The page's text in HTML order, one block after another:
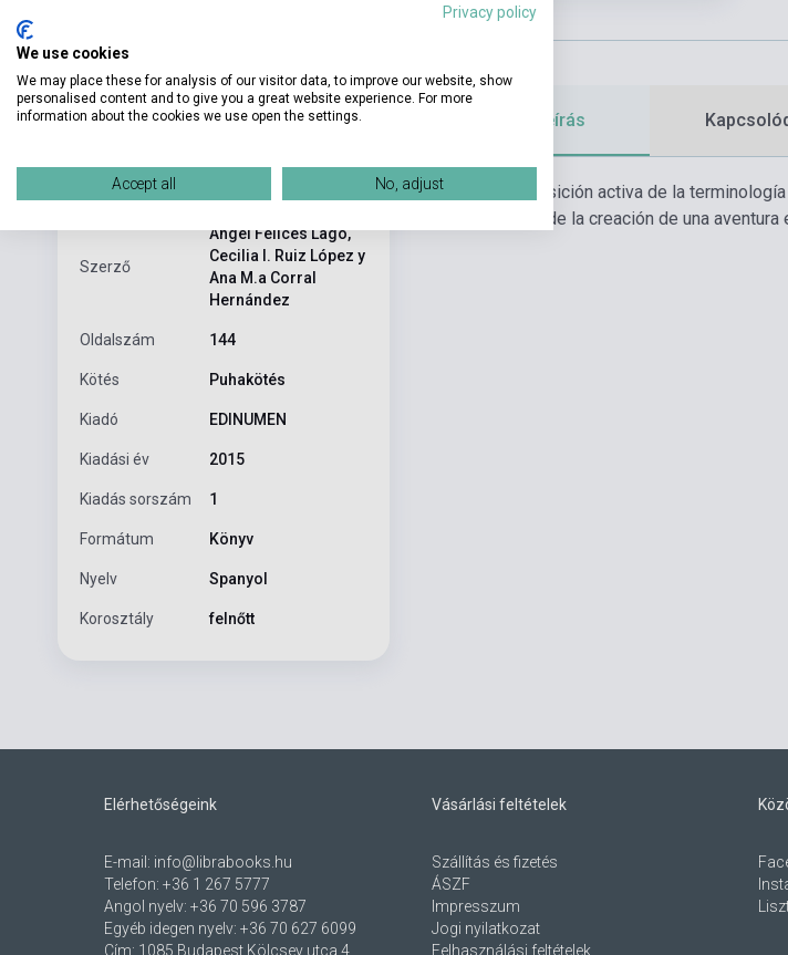
Termékjellemzők
ISBN
Szerző
Ángel Felices Lago,
Cecilia I. Ruiz López y
Ana M.a Corral
Hernández
Oldalszám 144
Kötés Puhakötés
Kiadó EDINUMEN
Kiadási év 2015
Kiadás sorszám 1
Formátum Könyv
Nyelv Spanyol
Korosztály felnőtt
Részletes leírás
Destinado a la adquisición activa de la
contenidos a través de la creación de una aventura
Elérhetőségeink
E-mail: info@librabooks.hu
Telefon: +36 1 267 5777
Angol nyelv: +36 70 596 3787
Egyéb idegen nyelv: +36 70 627 6099
Cím: 1085 Budapest Kölcsey utca 4.
Vásárlási feltételek
Szállítás és fizetés
ÁSZF
Impresszum
Jogi nyilatkozat
Felhasználási feltételek
Privacy policy
We use cookies
We may place these for analysis of our visitor data, to improve our website, show
personalised content and to give you a great website experience. For more
information about the cookies we use open the settings.
Accept all No, adjust